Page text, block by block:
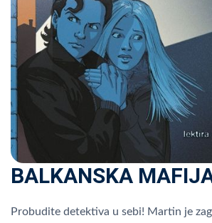
BALKANSKA
Probudite detektiva u sebi! Martin je